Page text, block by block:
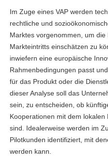
Im Zuge eines VAP werden
rechtliche und
Marktes vorgenommen, um
Markteintritts einschätzen zu
inwiefern eine europäische
Rahmenbedingungen passt
für das Produkt oder die
dieser Analyse soll das
sein, zu entscheiden, ob
Kooperationen mit dem
sind. Idealerweise werden im
Pilotkunden identifiziert, mit
werden kann.